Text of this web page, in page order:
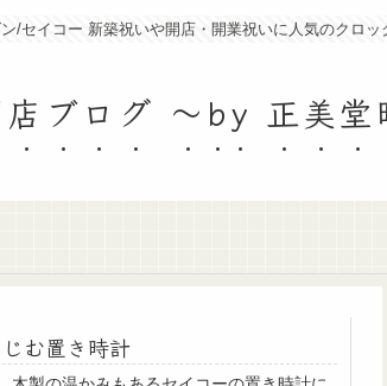
/セイコー 新築祝いや開店・開業祝いに人気のクロッ
ブログ ～by 正美堂
む置き時計